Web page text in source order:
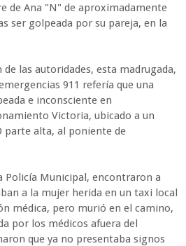
de Ana "N" de aproximadamente
ser golpeada por su pareja, en la
las autoridades, esta madrugada,
911 refería que una
e inconsciente en
Victoria, ubicado a un
parte alta, al poniente de
Policía Municipal, encontraron a
a la mujer herida en un taxi local
médica, pero murió en el camino,
por los médicos afuera del
que ya no presentaba signos